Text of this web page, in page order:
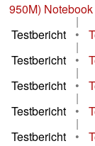
950M) Notebook
|
Testbericht
•
|
Testbericht
•
|
Testbericht
•
|
Testbericht
•
|
Testbericht
•